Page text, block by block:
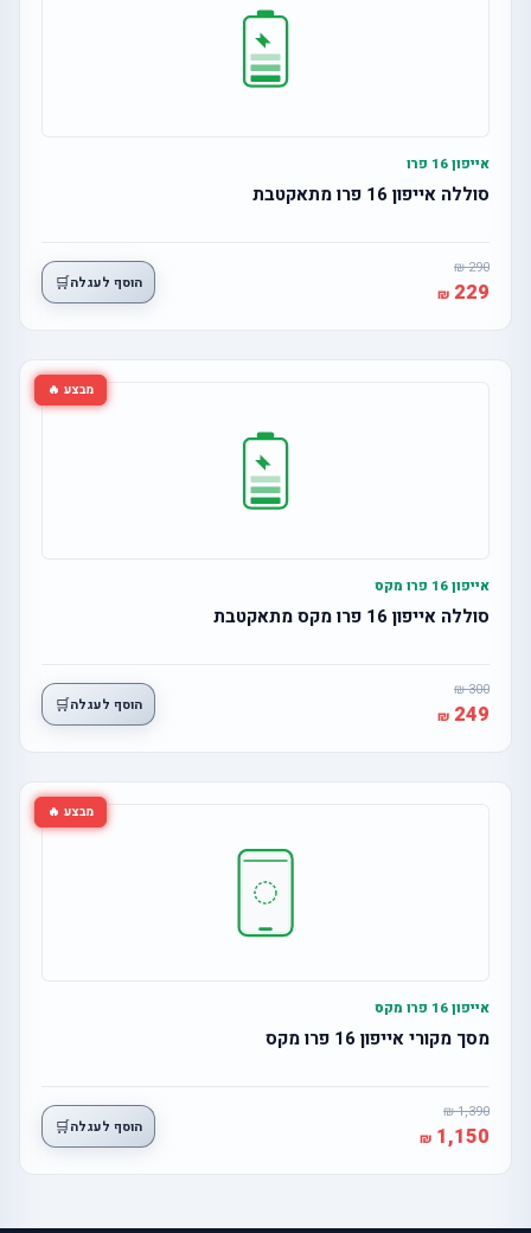
אייפון 16 פרו
סוללה אייפון 16 פרו מתאקטבת
290
229 הוסף לעגלה🛒
מבצע 🔥
אייפון 16 פרו מקס
סוללה אייפון 16 פרו מקס מתאקטבת
300
249 הוסף לעגלה🛒
מבצע 🔥
אייפון 16 פרו מקס
מסך מקורי אייפון 16 פרו מקס
1,390
1,150 הוסף לעגלה🛒